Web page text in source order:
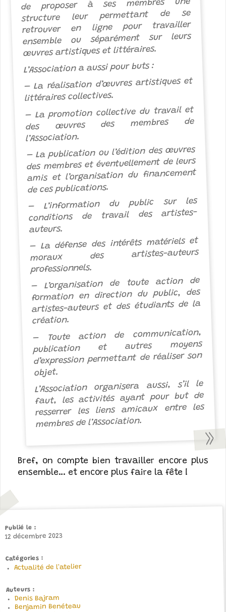
de proposer à ses membres une
structure leur permettant de se
retrouver en ligne pour travailler
ensemble ou séparément sur leurs
œuvres artistiques et littéraires.
L’Association a aussi pour buts :
– La réalisation d’œuvres artistiques et
littéraires collectives.
– La promotion collective du travail et
des œuvres des membres de
l’Association.
– La publication ou l’édition des œuvres
des membres et éventuellement de leurs
amis et l’organisation du financement
de ces publications.
– L’information du public sur les
conditions de travail des artistes-
auteurs.
– La défense des intérêts matériels et
moraux des artistes-auteurs
professionnels.
– L’organisation de toute action de
formation en direction du public, des
artistes-auteurs et des étudiants de la
création.
– Toute action de communication,
publication et autres moyens
d’expression permettant de réaliser son
objet.
L’Association organisera aussi, s’il le
faut, les activités ayant pour but de
resserrer les liens amicaux entre les
membres de l’Association.
Bref, on compte bien travailler encore plus
ensemble… et encore plus faire la fête !
Publié le
12 décembre 2023
Catégories
Actualité de l'atelier
Auteurs
Denis Bajram
Benjamin Benéteau